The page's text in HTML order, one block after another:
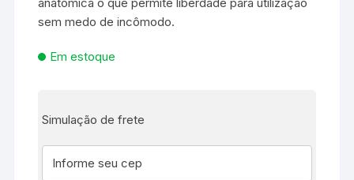
sem medo de incômodo.
Em estoque
Simulação de frete